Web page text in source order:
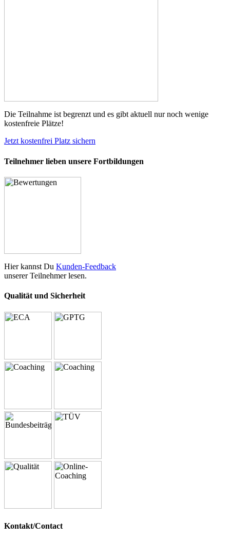
Die Teilnahme ist begrenzt und es gibt aktuell nur noch wenige
kostenfreie Plätze!
Jetzt kostenfrei Platz sichern
Teilnehmer lieben unsere Fortbildungen
Hier kannst Du Kunden-Feedback
unserer Teilnehmer lesen.
Qualität und Sicherheit
Kontakt/Contact